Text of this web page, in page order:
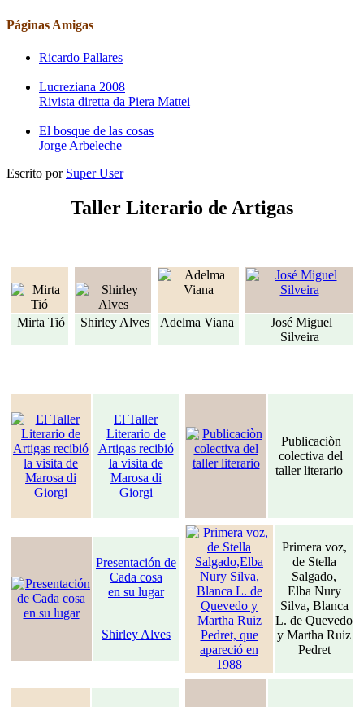
Páginas Amigas
Ricardo Pallares
Lucreziana 2008
Rivista diretta da Piera Mattei
El bosque de las cosas
Jorge Arbeleche
Escrito por Super User
Taller Literario de Artigas
Mirta Tió Shirley Alves Adelma Viana
José Miguel
Silveira
El Taller
Literario de
Artigas recibió
la visita de
Marosa di
Giorgi
Publicaciòn
colectiva del
taller literario
Presentación de
Cada cosa
en su lugar
Shirley Alves
Primera voz,
de Stella
Salgado,
Elba Nury
Silva, Blanca
L. de Quevedo
y Martha Ruiz
Pedret